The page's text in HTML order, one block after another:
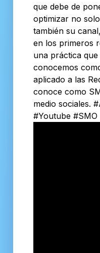
que debe de
optimizar no
también su
en los primeros
una práctica
conocemos
aplicado a las
conoce como
medio sociales.
#Youtube #SMO